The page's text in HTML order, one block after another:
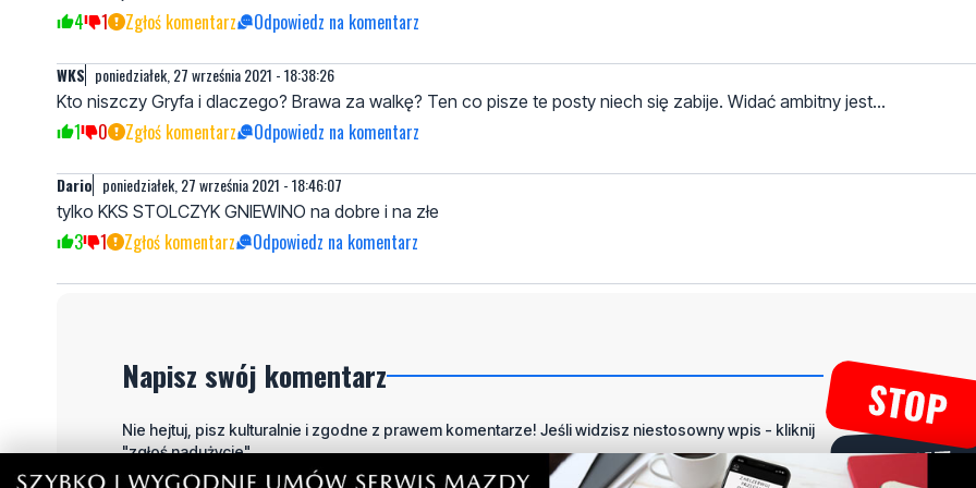
4 1 Zgłoś komentarz Odpowiedz na komentarz
WKS poniedziałek, 27 września 2021 - 18:38:26
Kto niszczy Gryfa i dlaczego? Brawa za walkę? Ten co pisze te posty niech się zabije. Widać ambitny jest...
1 0 Zgłoś komentarz Odpowiedz na komentarz
Dario poniedziałek, 27 września 2021 - 18:46:07
tylko KKS STOLCZYK GNIEWINO na dobre i na złe
3 1 Zgłoś komentarz Odpowiedz na komentarz
Napisz swój komentarz
Nie hejtuj, pisz kulturalnie i zgodne z prawem komentarze! Jeśli widzisz niestosowny wpis - kliknij
"zgłoś nadużycie".